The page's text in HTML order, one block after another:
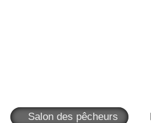
Salon des pêcheurs